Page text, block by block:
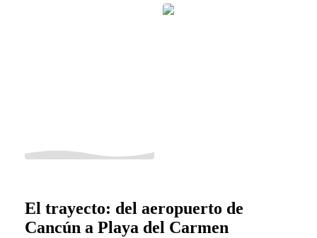
El trayecto: del aeropuerto de
Cancún a Playa del Carmen